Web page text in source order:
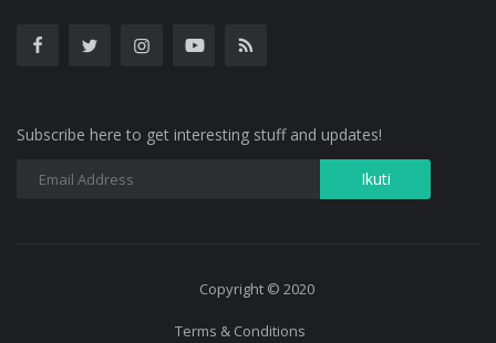
Subscribe here to get interesting stuff and updates!
Copyright © 2020
Terms & Conditions